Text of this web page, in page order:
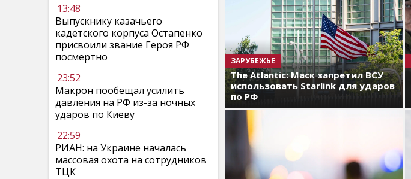
13:48
Выпускнику казачьего
кадетского корпуса Остапенко
присвоили звание Героя РФ
посмертно
23:52
Макрон пообещал усилить
давления на РФ из-за ночных
ударов по Киеву
22:59
РИАН: на Украине началась
массовая охота на сотрудников
ТЦК
ЗАРУБЕЖЬЕ
The Atlantic: Маск запретил ВСУ
использовать Starlink для ударов
по РФ